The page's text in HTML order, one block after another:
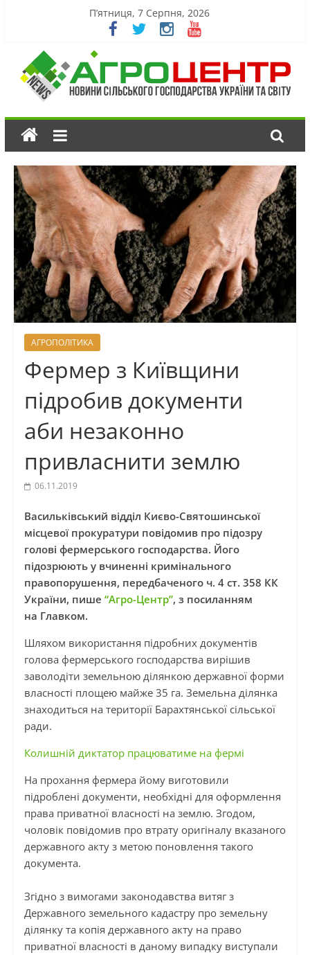
П’ятниця, 7 Серпня, 2026
АГРОПОЛІТИКА
Фермер з Київщини
підробив документи
аби незаконно
привласнити землю
06.11.2019
Васильківський відділ Києво-Святошинської
місцевої прокуратури повідомив про підозру
голові фермерського господарства. Його
підозрюють у вчиненні кримінального
правопорушення, передбаченого ч. 4 ст. 358 КК
України, пише “Агро-Центр”, з посиланням
на Главком.
Шляхом використання підробних документів
голова фермерського господарства вирішив
заволодіти земельною ділянкою державної форми
власності площею майже 35 га. Земельна ділянка
знаходиться на території Барахтянськоїсільської
ради.
Колишній диктатор працюватиме на фермі
На прохання фермера йому виготовили
підроблені документи, необхідні для оформлення
права приватної власності на землю. Згодом,
чоловік повідомив про втрату оригіналу вказаного
державного акту з метою поновлення такого
документа.
Згідно з вимогами законодавства витяг з
Державного земельного кадастру про земельну
ділянку та копія державного акту на право
приватної власності в даному випадку виступали